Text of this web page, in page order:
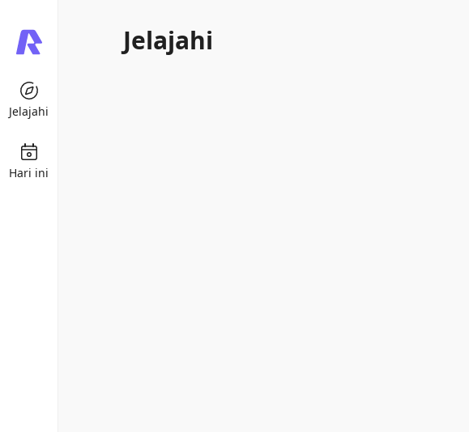
Jelajahi
Hari ini
Jelajahi